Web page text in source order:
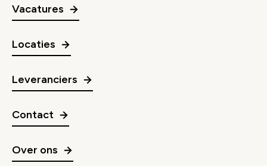
Vacatures
Locaties
Leveranciers
Contact
Over ons